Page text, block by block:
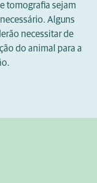
tomografia sejam
Alguns
necessitar de
do animal para a